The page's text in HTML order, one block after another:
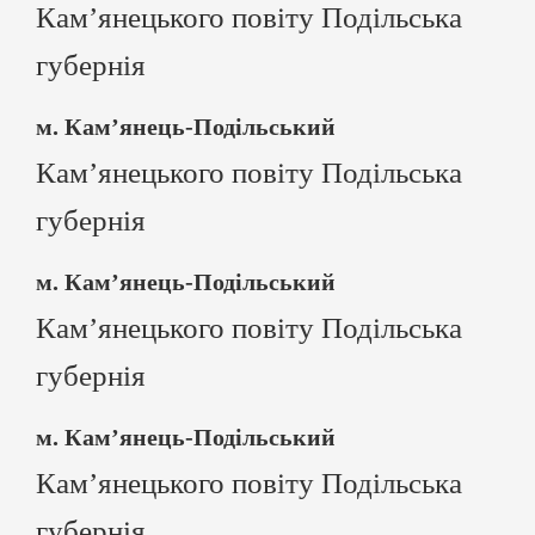
Кам’янецького повіту Подільська
губернія
м. Кам’янець-Подільський
Кам’янецького повіту Подільська
губернія
м. Кам’янець-Подільський
Кам’янецького повіту Подільська
губернія
м. Кам’янець-Подільський
Кам’янецького повіту Подільська